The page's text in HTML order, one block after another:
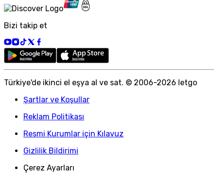
Bizi takip et
Türkiye'de ikinci el eşya al ve sat. © 2006-2026 letgo
Şartlar ve Koşullar
Reklam Politikası
Resmi Kurumlar için Kılavuz
Gizlilik Bildirimi
Çerez Ayarları